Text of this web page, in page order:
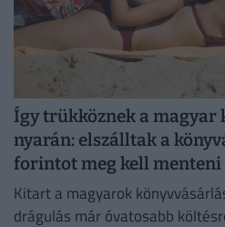
Így trükköznek a magyar
nyarán: elszálltak a
forintot meg kell menteni
Kitart a magyarok
drágulás már óvatosabb